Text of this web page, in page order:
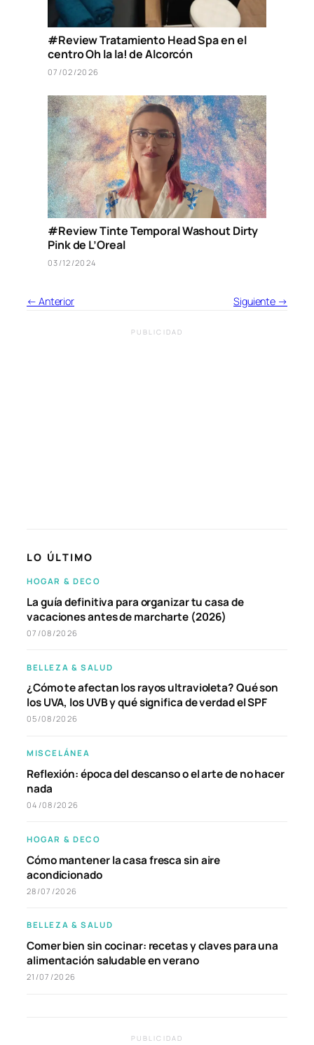
#Review Tratamiento Head Spa en el
centro Oh la la! de Alcorcón
07/02/2026
#Review Tinte Temporal Washout Dirty
Pink de L’Oreal
03/12/2024
← Anterior Siguiente →
PUBLICIDAD
LO ÚLTIMO
HOGAR & DECO
La guía definitiva para organizar tu casa de
vacaciones antes de marcharte (2026)
07/08/2026
BELLEZA & SALUD
¿Cómo te afectan los rayos ultravioleta? Qué son
los UVA, los UVB y qué significa de verdad el SPF
05/08/2026
MISCELÁNEA
Reflexión: época del descanso o el arte de no hacer
nada
04/08/2026
HOGAR & DECO
Cómo mantener la casa fresca sin aire
acondicionado
28/07/2026
BELLEZA & SALUD
Comer bien sin cocinar: recetas y claves para una
alimentación saludable en verano
21/07/2026
PUBLICIDAD